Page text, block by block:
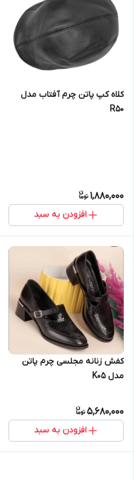
کلاه کپ پاتن چرم آفتاب مدل
R50
1,880,000
افزودن به سبد
کفش زنانه مجلسی چرم پاتن
مدل K05
5,680,000
افزودن به سبد